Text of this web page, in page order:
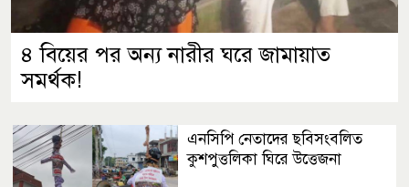
৪ বিয়ের পর অন্য নারীর ঘরে জামায়াত
সমর্থক!
এনসিপি নেতাদের ছবিসংবলিত
কুশপুত্তলিকা ঘিরে উত্তেজনা